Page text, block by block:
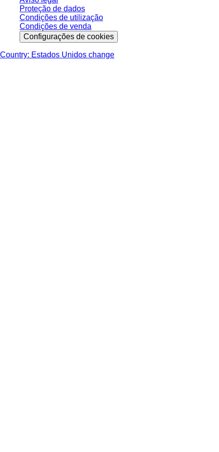
Proteção de dados
Condições de utilização
Condições de venda
Configurações de cookies
Country: Estados Unidos change